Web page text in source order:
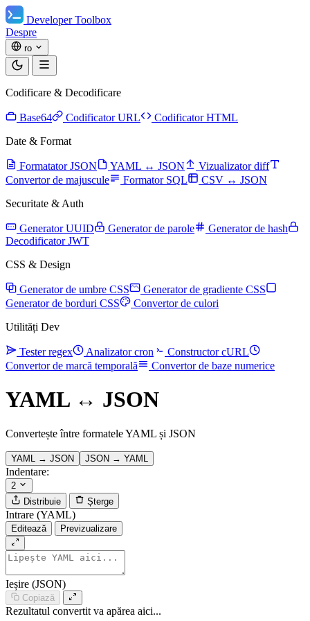
Developer Toolbox
Despre
ro
Codificare & Decodificare
Base64 Codificator URL
Codificator HTML
Date & Format
Formatator JSON YAML ↔ JSON
Vizualizator diff
Convertor de majuscule
Formator SQL
CSV ↔ JSON
Securitate & Auth
Generator UUID Generator de parole
Generator de hash
Decodificator JWT
CSS & Design
Generator de umbre CSS
Generator de gradiente CSS
Generator de borduri CSS
Convertor de culori
Utilități Dev
Tester regex Analizator cron
Constructor cURL
Convertor de marcă temporală
Convertor de baze numerice
YAML ↔ JSON
Convertește între formatele YAML și JSON
YAML → JSON JSON → YAML
Indentare:
2
Distribuie
Șterge
Intrare (YAML)
Editează Previzualizare
Ieșire (JSON)
Copiază
Rezultatul convertit va apărea aici...